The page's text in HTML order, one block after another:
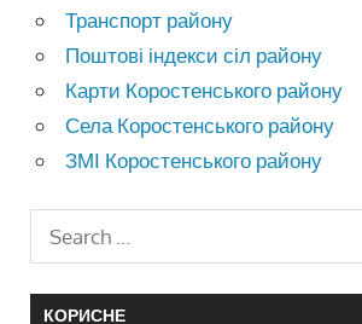
Транспорт району
Поштові індекси сіл району
Карти Коростенського району
Села Коростенського району
ЗМІ Коростенського району
КОРИСНЕ